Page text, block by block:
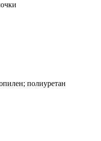
полиуретан